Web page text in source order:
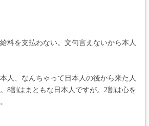
料を支払わない。文句言えないから本人
人、なんちゃって日本人の後から来た人
8割はまともな日本人ですが。2割は心を